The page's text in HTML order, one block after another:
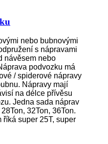
nebo bubnovými
s nápravami
návěsem nebo
podvozku má
/ spiderové nápravy
Nápravy mají
na délce přívěsu
Jedna sada náprav
32Ton, 36Ton.
říká super 25T, super